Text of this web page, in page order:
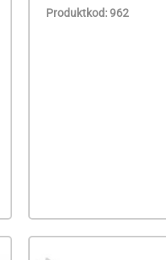
Produktkod: 962